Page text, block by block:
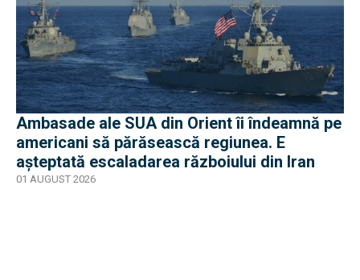
Ambasade ale SUA din Orient îi îndeamnă pe
americani să părăsească regiunea. E
așteptată escaladarea războiului din Iran
01 AUGUST 2026